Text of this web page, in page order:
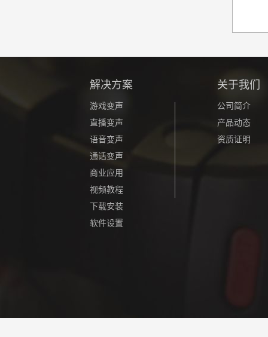
解决方案
游戏变声
直播变声
语音变声
通话变声
商业应用
视频教程
下载安装
软件设置
关于我们
公司简介
产品动态
资质证明